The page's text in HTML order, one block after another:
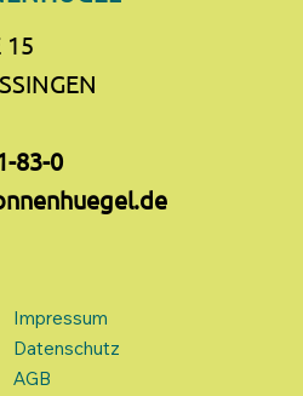
15
83-0
Impressum
Datenschutz
AGB